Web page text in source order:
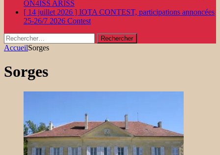
ON4ISS ARISS
[ 14 juillet 2026 ] IOTA CONTEST, participations annoncées
25-26/7 2026 Contest
Rechercher :
AccueilSorges
Sorges